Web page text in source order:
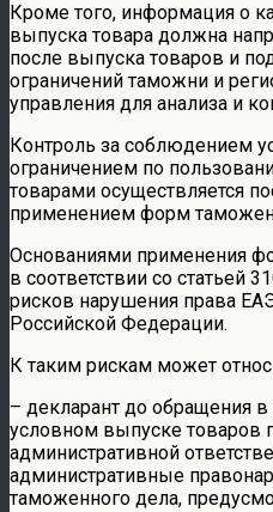
Кроме того, информация о
выпуска товара должна
после выпуска товаров и
ограничений таможни и
управления для анализа и
Контроль за соблюдением
ограничением по
товарами осуществляется
применением форм
Основаниями применения
в соответствии со статьей
рисков нарушения права
Российской Федерации.
К таким рискам может
– декларант до обращения
условном выпуске товаров
административной
административные
таможенного дела,